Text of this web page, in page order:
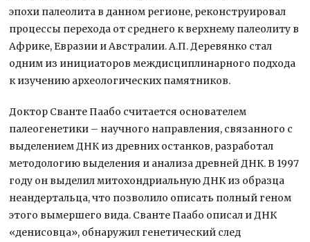
эпохи палеолита в данном регионе, реконструировал
процессы перехода от среднего к верхнему палеолиту в
Африке, Евразии и Австралии. А.П. Деревянко стал
одним из инициаторов междисциплинарного подхода
к изучению археологических памятников.
Доктор Сванте Паабо считается основателем
палеогенетики – научного направления, связанного с
выделением ДНК из древних останков, разработал
методологию выделения и анализа древней ДНК. В 1997
году он выделил митохондриальную ДНК из образца
неандертальца, что позволило описать полный геном
этого вымершего вида. Сванте Паабо описал и ДНК
«денисовца», обнаружил генетический след